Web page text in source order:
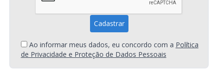
Ao informar meus dados, eu concordo com a Política
de Privacidade e Proteção de Dados Pessoais